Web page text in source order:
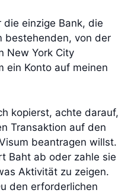
die einzige Bank, die
bestehenden, von der
New York City
ein Konto auf meinen
kopierst, achte darauf,
Transaktion auf den
beantragen willst.
Baht ab oder zahle sie
Aktivität zu zeigen.
den erforderlichen